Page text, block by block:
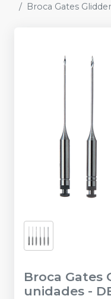
Broca Gates
Broca Gates
unidades -